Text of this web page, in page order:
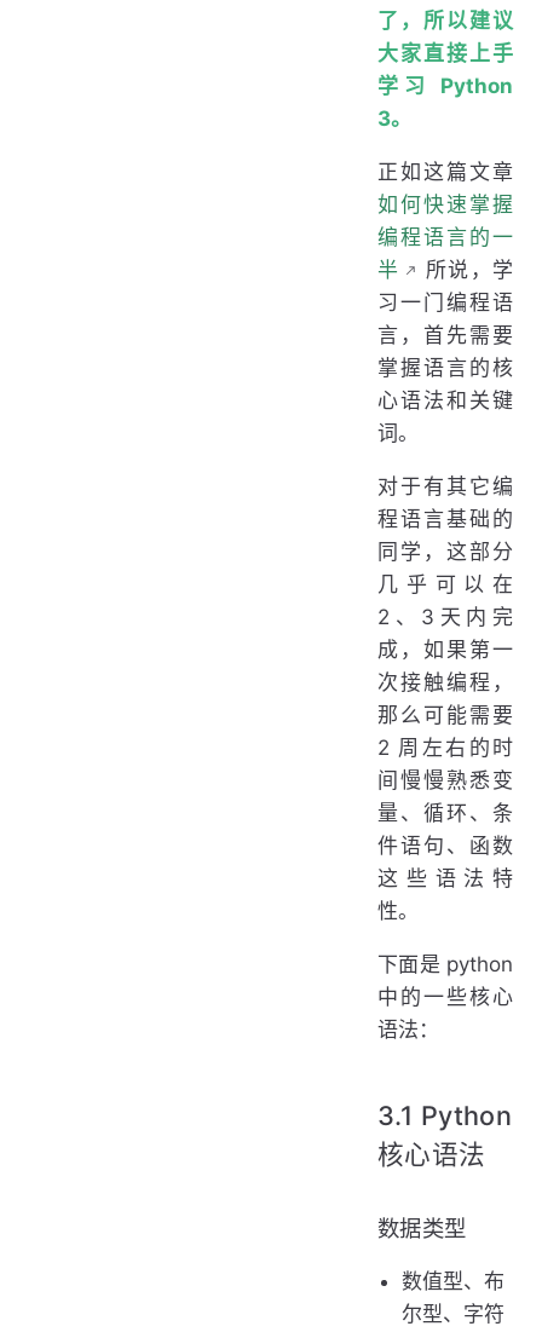
了，所以建议
大家直接上手
学习 Python
3。
正如这篇文章
如何快速掌握
编程语言的一
半
所说，学
习一门编程语
言，首先需要
掌握语言的核
心语法和关键
词。
对于有其它编
程语言基础的
同学，这部分
几乎可以在
2、3天内完
成，如果第一
次接触编程，
那么可能需要
2 周左右的时
间慢慢熟悉变
量、循环、条
件语句、函数
这些语法特
性。
下面是 python
中的一些核心
语法：
3.1 Python
核心语法
数据类型
数值型、布
尔型、字符